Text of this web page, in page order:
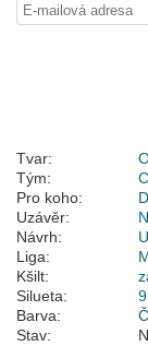
Tvar:
Tým:
Pro koho:
Uzávěr:
Návrh:
Liga:
Kšilt:
Silueta:
Barva:
Stav: